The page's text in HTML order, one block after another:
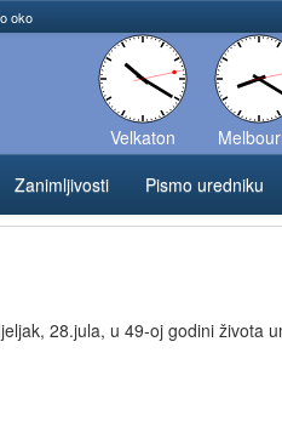
oko
Velkaton
Zanimljivosti Pismo uredniku
28.jula, u 49-oj godini života